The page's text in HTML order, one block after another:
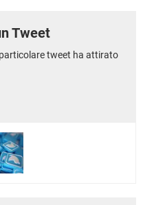
Tweet
tweet ha attirato